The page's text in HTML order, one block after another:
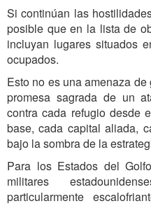
Si continúan las
posible que en la lista de
incluyan lugares situados
ocupados.
Esto no es una amenaza
promesa sagrada de un
contra cada refugio desde
base, cada capital aliada,
bajo la sombra de la
Para los Estados del
militares
particularmente